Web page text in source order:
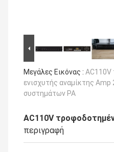
Μεγάλες Εικόνας : AC110V
ενισχυτής αναμίκτης Amp
συστημάτων PA
AC110V
περιγραφή